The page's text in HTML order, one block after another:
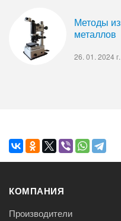
Методы
металлов
26. 01. 2024 г.
КОМПАНИЯ
Производители